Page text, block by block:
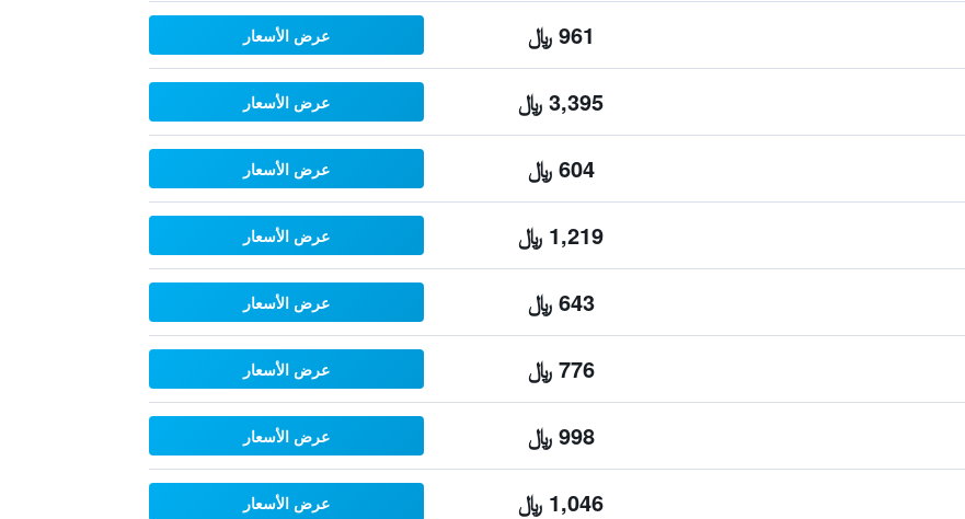
961 ﷼ عرض الأسعار
3,395 ﷼ عرض الأسعار
604 ﷼ عرض الأسعار
1,219 ﷼ عرض الأسعار
643 ﷼ عرض الأسعار
776 ﷼ عرض الأسعار
998 ﷼ عرض الأسعار
1,046 ﷼ عرض الأسعار